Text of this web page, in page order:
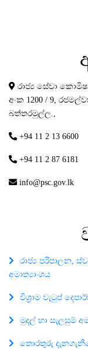
රාජ්‍ය සේවා
අංක 1200 / 9,
බත්තරමුල්ල.,
+94 11 2 13 6600
+94 11 2 87 6181
info@psc.gov.lk
රාජ්‍ය පරිපාලන,
අමාත්‍යාංශය
විශ්‍රාම වැටුප්
මුදල් හා සැලසුම්
තොරතුරු